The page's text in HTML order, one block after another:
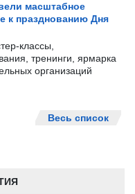
масштабное
к празднованию Дня
классы,
тренинги, ярмарка
организаций
Весь список